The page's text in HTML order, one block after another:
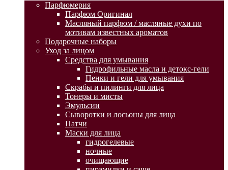
Парфюмерия
Парфюм Оригинал
Масляный парфюм / масляные духи по
мотивам известных ароматов
Подарочные наборы
Уход за лицом
Средства для умывания
Гидрофильные масла и детокс-гели
Пенки и гели для умывания
Скрабы и пилинги для лица
Тонеры и мисты
Эмульсии
Сыворотки и лосьоны для лица
Патчи
Маски для лица
гидрогелевые
ночные
очищающие